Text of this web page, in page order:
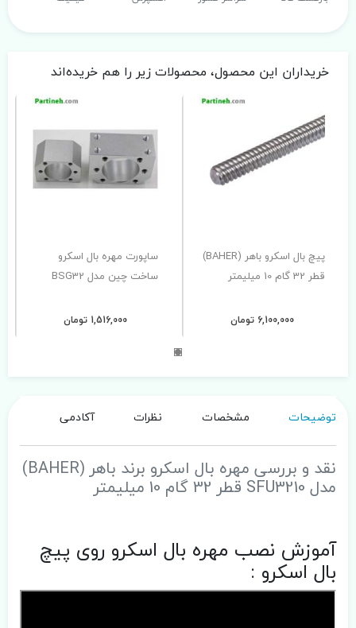
خریداران این محصول، محصولات زیر را هم خریده‌اند
پیچ بال اسکرو باهر (BAHER)
قطر 32 گام 10 میلیمتر
6,100,000 تومان
ساپورت مهره بال اسکرو
ساخت چین مدل BSG32
1,516,000 تومان
توضیحات مشخصات نظرات آکادمی
نقد و بررسی مهره بال اسکرو برند باهر (BAHER)
مدل SFU3210 قطر 32 گام 10 میلیمتر
آموزش نصب مهره بال اسکرو روی پیچ
بال اسکرو :